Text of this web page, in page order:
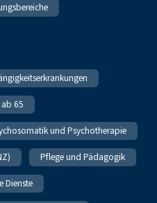
65
und Psychotherapie
Pflege und Pädagogik
Dienste